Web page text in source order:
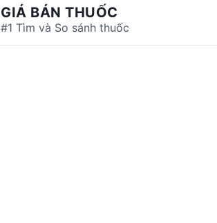
GIÁ BÁN THUỐC
#1 Tìm và So sánh thuốc